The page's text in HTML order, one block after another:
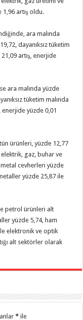
1,96 artış oldu.
ara malında
dayanıksız tüketim
artış, enerjide
ara malında yüzde
tüketim malında
enerjide yüzde 0,01
ürünleri, yüzde 12,77
gaz, buhar ve
cevherleri yüzde
yüzde 25,87 ile
petrol ürünleri alt
yüzde 5,74, ham
elektronik ve optik
alt sektörler olarak
* ile